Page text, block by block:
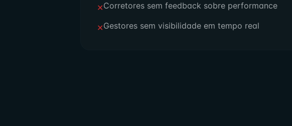
✕Corretores sem feedback sobre performance
✕Gestores sem visibilidade em tempo real